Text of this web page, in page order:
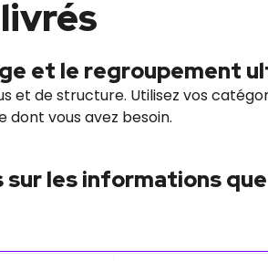
et le regroupement
et de structure. Utilisez vos
vous avez besoin.
les informations